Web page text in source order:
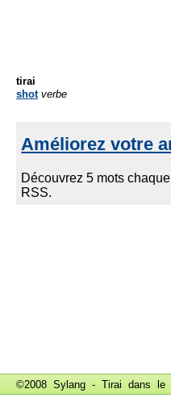
tirai
shot verbe
©2008 Sylang - Tirai dans le